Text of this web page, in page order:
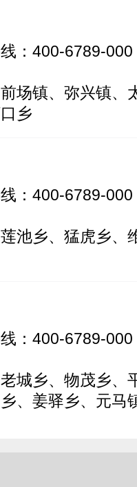
：400-6789-000
场镇、弥兴镇、
乡
：400-6789-000
池乡、猛虎乡、
：400-6789-000
城乡、物茂乡、
、姜驿乡、元马